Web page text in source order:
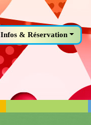
Infos & Réservation